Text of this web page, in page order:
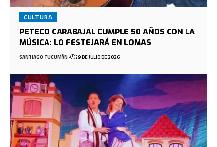
CULTURA
PETECO CARABAJAL CUMPLE 50 AÑOS CON LA
MÚSICA: LO FESTEJARÁ EN LOMAS
SANTIAGO TUCUMÁN 29 DE JULIO DE 2026